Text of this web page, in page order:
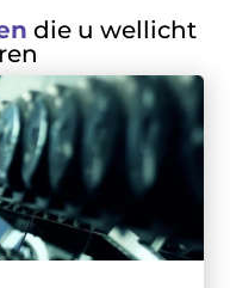
die u wellicht